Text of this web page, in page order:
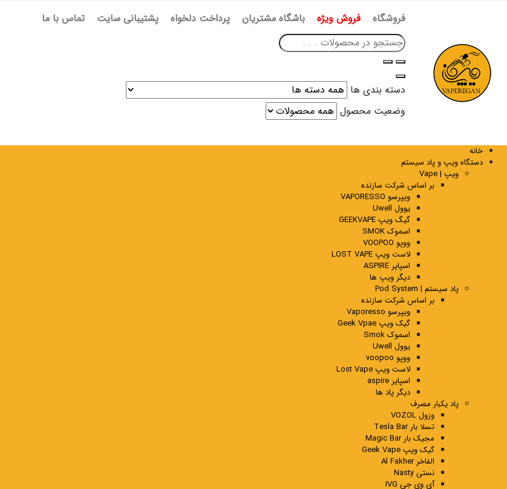
فروشگاه فروش ویژه باشگاه مشتریان پرداخت دلخواه پشتیبانی سایت تماس با ما
دسته بندی ها
وضعیت محصول
خانه
دستگاه ویپ و پاد سیستم
ویپ | Vape
بر اساس شرکت سازنده
ویپرسو VAPORESSO
یوول Uwell
گیگ ویپ GEEKVAPE
اسموک SMOK
ووپو VOOPOO
لاست ویپ LOST VAPE
اسپایر ASPIRE
دیگر ویپ ها
پاد سیستم | Pod System
بر اساس شرکت سازنده
ویپرسو Vaporesso
گیک ویپ Geek Vpae
اسموک Smok
یوول Uwell
ووپو voopoo
لاست ویپ Lost Vape
اسپایر aspire
دیگر پاد ها
پاد یکبار مصرف
وزول VOZOL
تسلا بار Tesla Bar
مجیک بار Magic Bar
گیک ویپ Geek Vape
الفاخر Al Fakher
نستی Nasty
آی وی جی IVG